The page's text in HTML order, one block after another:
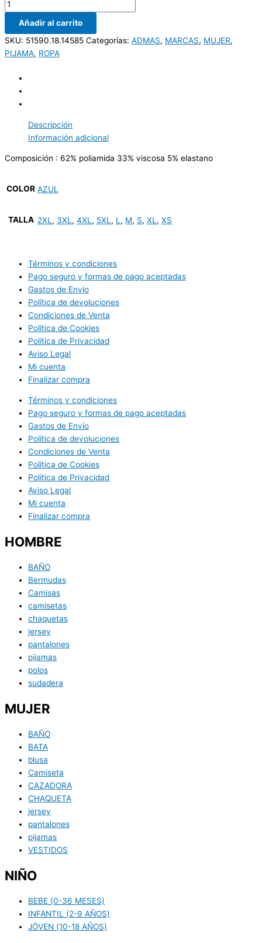
Añadir al carrito
SKU: 51590.18.14585 Categorías: ADMAS, MARCAS, MUJER,
PIJAMA, ROPA
Descripción
Información adicional
Composición : 62% poliamida 33% viscosa 5% elastano
COLOR AZUL
TALLA 2XL , 3XL , 4XL , 5XL , L , M, S, XL , XS
Términos y condiciones
Pago seguro y formas de pago aceptadas
Gastos de Envío
Política de devoluciones
Condiciones de Venta
Política de Cookies
Política de Privacidad
Aviso Legal
Mi cuenta
Finalizar compra
Términos y condiciones
Pago seguro y formas de pago aceptadas
Gastos de Envío
Política de devoluciones
Condiciones de Venta
Política de Cookies
Política de Privacidad
Aviso Legal
Mi cuenta
Finalizar compra
HOMBRE
BAÑO
Bermudas
Camisas
camisetas
chaquetas
jersey
pantalones
pijamas
polos
sudadera
MUJER
BAÑO
BATA
blusa
Camiseta
CAZADORA
CHAQUETA
jersey
pantalones
pijamas
VESTIDOS
NIÑO
BEBE (0-36 MESES)
INFANTIL (2-9 AÑOS)
JÓVEN (10-18 AÑOS)